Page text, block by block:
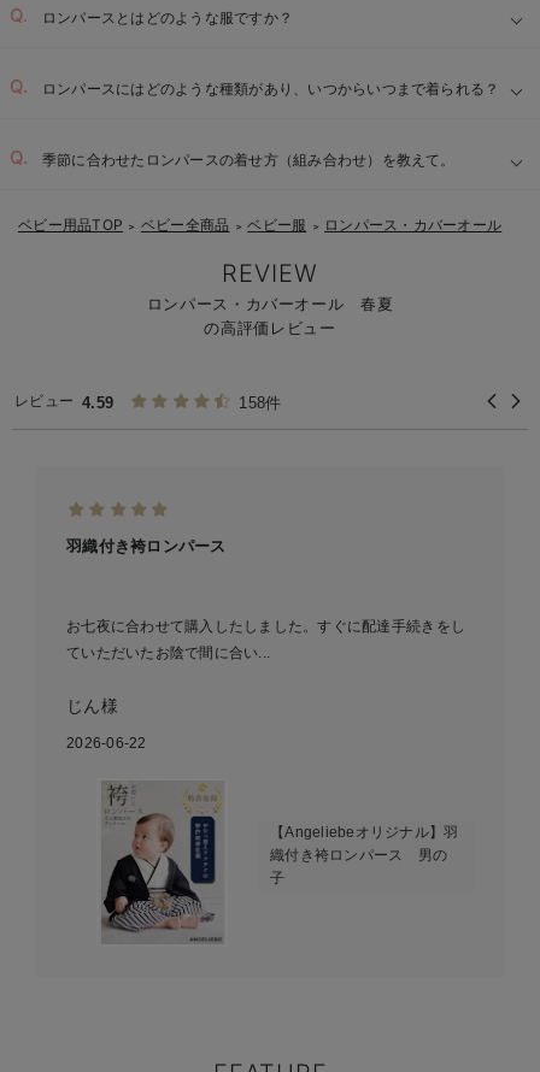
ロンパースとはどのような服ですか？
ロンパースにはどのような種類があり、いつからいつまで着られる？
季節に合わせたロンパースの着せ方（組み合わせ）を教えて。
ベビー用品TOP ＞ ベビー全商品 ＞ ベビー服 ＞ ロンパース・カバーオール
REVIEW
ロンパース・カバーオール 春夏
の高評価レビュー
レビュー 4.59 158件
羽織付き袴ロンパース
お七夜に合わせて購入したしました。すぐに配達手続きをし
ていただいたお陰で間に合い...
じん様
2026-06-22
【Angeliebeオリジナル】羽
織付き袴ロンパース 男の
子